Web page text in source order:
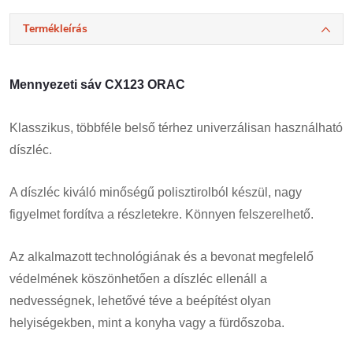
Termékleírás
Mennyezeti sáv CX123 ORAC
Klasszikus, többféle belső térhez univerzálisan használható
díszléc.
A díszléc kiváló minőségű polisztirolból készül, nagy
figyelmet fordítva a részletekre. Könnyen felszerelhető.
Az alkalmazott technológiának és a bevonat megfelelő
védelmének köszönhetően a díszléc ellenáll a
nedvességnek, lehetővé téve a beépítést olyan
helyiségekben, mint a konyha vagy a fürdőszoba.